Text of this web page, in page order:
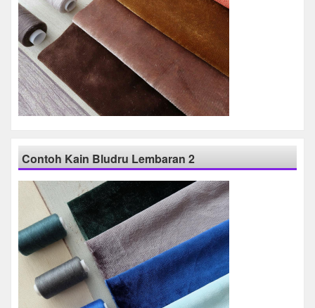
Contoh Kain Bludru Lembaran 2